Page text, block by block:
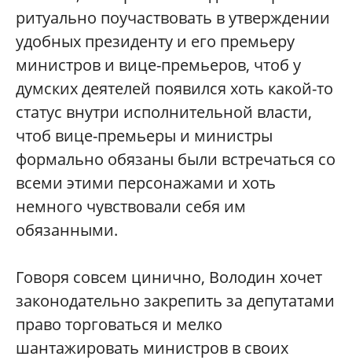
ритуально поучаствовать в утверждении
удобных президенту и его премьеру
министров и вице-премьеров, чтоб у
думских деятелей появился хоть какой-то
статус внутри исполнительной власти,
чтоб вице-премьеры и министры
формально обязаны были встречаться со
всеми этими персонажами и хоть
немного чувствовали себя им
обязанными.
Говоря совсем цинично, Володин хочет
законодательно закрепить за депутатами
право торговаться и мелко
шантажировать министров в своих